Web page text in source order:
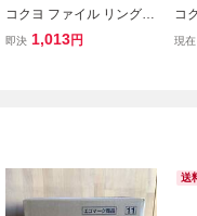
コクヨ ファイル リングフ
ァイル NEOS A4 180枚収
即決 1,013円
コ
ル
現在
送